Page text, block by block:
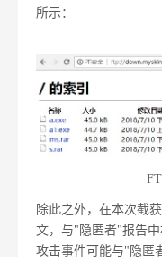
所示：
除此之外，在本次截
文，与"隐匿者"报告
攻击事件可能与"隐匿